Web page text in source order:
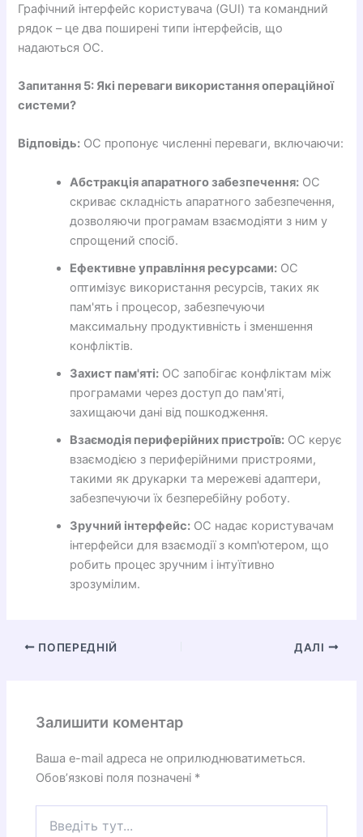
Графічний інтерфейс користувача (GUI) та командний
рядок – це два поширені типи інтерфейсів, що
надаються ОС.
Запитання 5: Які переваги використання операційної
системи?
Відповідь: ОС пропонує численні переваги, включаючи:
Абстракція апаратного забезпечення: ОС
скриває складність апаратного забезпечення,
дозволяючи програмам взаємодіяти з ним у
спрощений спосіб.
Ефективне управління ресурсами: ОС
оптимізує використання ресурсів, таких як
пам'ять і процесор, забезпечуючи
максимальну продуктивність і зменшення
конфліктів.
Захист пам'яті: ОС запобігає конфліктам між
програмами через доступ до пам'яті,
захищаючи дані від пошкодження.
Взаємодія периферійних пристроїв: ОС керує
взаємодією з периферійними пристроями,
такими як друкарки та мережеві адаптери,
забезпечуючи їх безперебійну роботу.
Зручний інтерфейс: ОС надає користувачам
інтерфейси для взаємодії з комп'ютером, що
робить процес зручним і інтуїтивно
зрозумілим.
ПОПЕРЕДНІЙ ДАЛІ
Залишити коментар
Ваша e-mail адреса не оприлюднюватиметься.
Обов’язкові поля позначені *
тут...